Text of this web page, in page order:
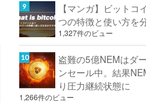
【マンガ】ビットコ
つの特徴と使い方を
1,327件のビュー
盗難の5億NEMはダ
ンセール中。結果
り圧力継続状態に
1,266件のビュー